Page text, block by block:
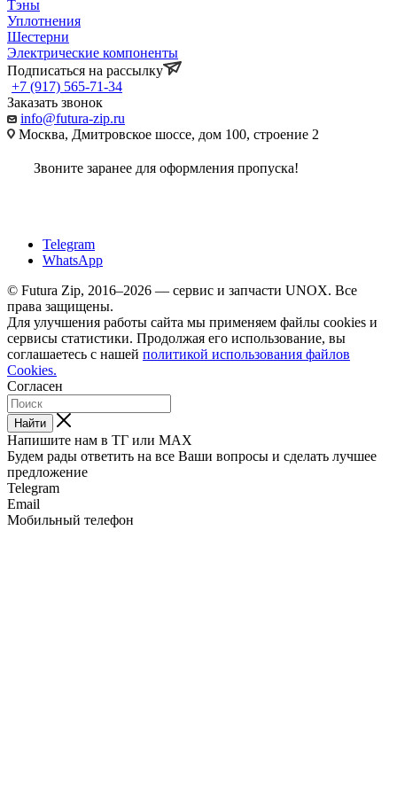
Тэны
Уплотнения
Шестерни
Электрические компоненты
Подписаться на рассылку
+7 (917) 565-71-34
Заказать звонок
info@futura-zip.ru
Москва, Дмитровское шоссе, дом 100, строение 2
Звоните заранее для оформления пропуска!
Telegram
WhatsApp
© Futura Zip, 2016–2026 — сервис и запчасти UNOX. Все
права защищены.
Для улучшения работы сайта мы применяем файлы cookies и
сервисы статистики. Продолжая его использование, вы
соглашаетесь с нашей политикой использования файлов
Cookies.
Согласен
Найти
Напишите нам в ТГ или MAX
Будем рады ответить на все Ваши вопросы и сделать лучшее
предложение
Telegram
Email
Мобильный телефон